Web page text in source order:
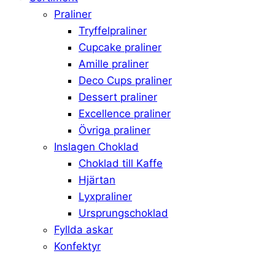
Praliner
Tryffelpraliner
Cupcake praliner
Amille praliner
Deco Cups praliner
Dessert praliner
Excellence praliner
Övriga praliner
Inslagen Choklad
Choklad till Kaffe
Hjärtan
Lyxpraliner
Ursprungschoklad
Fyllda askar
Konfektyr